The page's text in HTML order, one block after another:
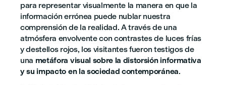
para representar visualmente la manera en que la
información errónea puede nublar nuestra
comprensión de la realidad. A través de una
atmósfera envolvente con contrastes de luces frías
y destellos rojos, los visitantes fueron testigos de
una metáfora visual sobre la distorsión informativa
y su impacto en la sociedad contemporánea.